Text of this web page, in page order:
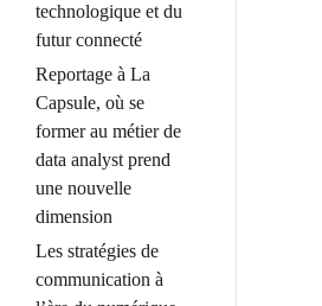
technologique et du
futur connecté
Reportage à La
Capsule, où se
former au métier de
data analyst prend
une nouvelle
dimension
Les stratégies de
communication à